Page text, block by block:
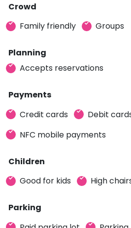
Crowd
Family friendly
Groups
Planning
Accepts reservations
Payments
Credit cards
Debit
NFC mobile payments
Children
Good for kids
High
Parking